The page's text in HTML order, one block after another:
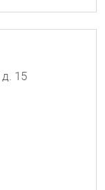
15